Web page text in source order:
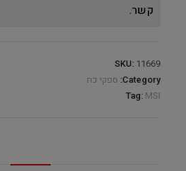
קשר.
SKU: 11669
Category: ספקי כח
Tag: MSI